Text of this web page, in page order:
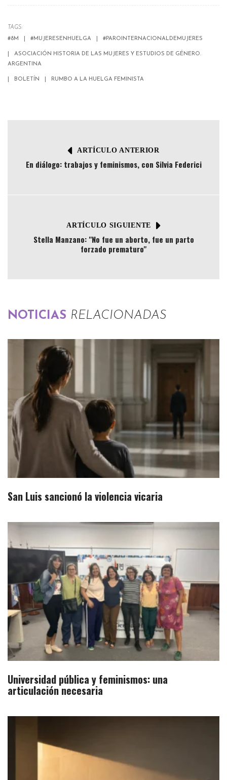
TAGS:
#8M
#MUJERESENHUELGA #PAROINTERNACIONALDEMUJERES
ASOCIACIÓN HISTORIA DE LAS MUJERES Y ESTUDIOS DE GÉNERO.
ARGENTINA
BOLETÍN RUMBO A LA HUELGA FEMINISTA
ARTÍCULO ANTERIOR
En diálogo: trabajos y feminismos, con Silvia Federici
ARTÍCULO SIGUIENTE
Stella Manzano: "No fue un aborto, fue un parto
forzado prematuro"
NOTICIAS RELACIONADAS
San Luis sancionó la violencia vicaria
Universidad pública y feminismos: una
articulación necesaria